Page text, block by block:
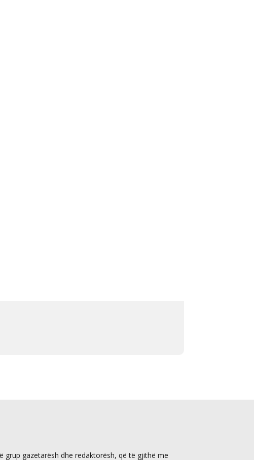
grup gazetarësh dhe redaktorësh, që të gjithë me